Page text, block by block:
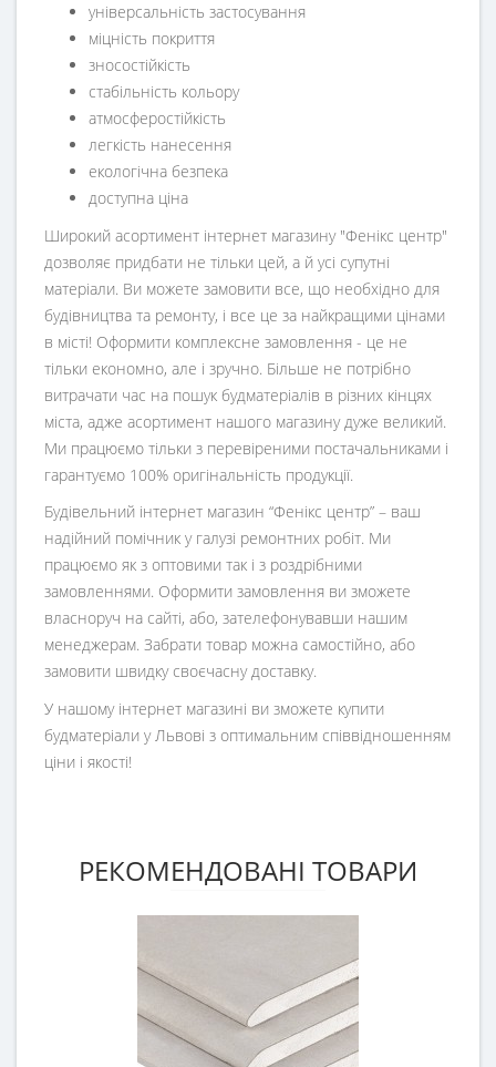
універсальність застосування
міцність покриття
зносостійкість
стабільність кольору
атмосферостійкість
легкість нанесення
екологічна безпека
доступна ціна
Широкий асортимент інтернет магазину "Фенікс центр"
дозволяє придбати не тільки цей, а й усі супутні
матеріали. Ви можете замовити все, що необхідно для
будівництва та ремонту, і все це за найкращими цінами
в місті! Оформити комплексне замовлення - це не
тільки економно, але і зручно. Більше не потрібно
витрачати час на пошук будматеріалів в різних кінцях
міста, адже асортимент нашого магазину дуже великий.
Ми працюємо тільки з перевіреними постачальниками і
гарантуємо 100% оригінальність продукції.
Будівельний інтернет магазин “Фенікс центр” – ваш
надійний помічник у галузі ремонтних робіт. Ми
працюємо як з оптовими так і з роздрібними
замовленнями. Оформити замовлення ви зможете
власноруч на сайті, або, зателефонувавши нашим
менеджерам. Забрати товар можна самостійно, або
замовити швидку своєчасну доставку.
У нашому інтернет магазині ви зможете купити
будматеріали у Львові з оптимальним співвідношенням
ціни і якості!
РЕКОМЕНДОВАНІ ТОВАРИ